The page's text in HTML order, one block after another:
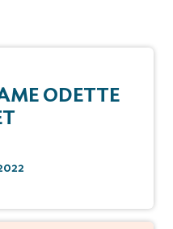
ODETTE